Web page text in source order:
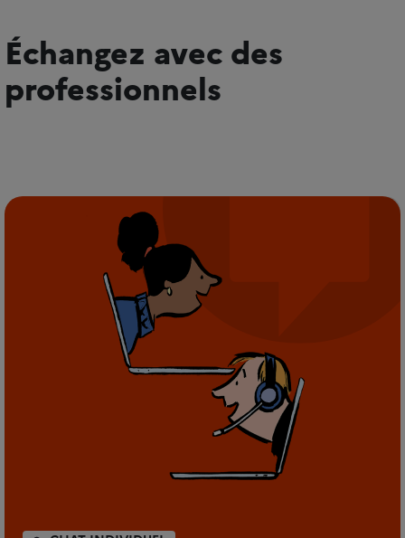
Échangez avec des
professionnels